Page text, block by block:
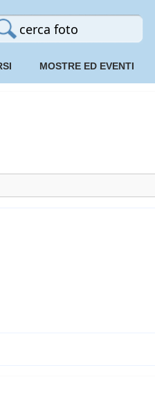
MOSTRE ED EVENTI